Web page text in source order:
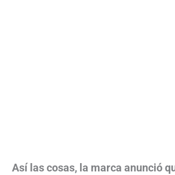
Así las cosas, la marca anunció